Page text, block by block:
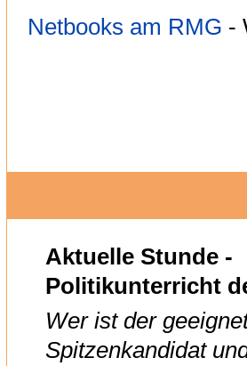
Netbooks am RMG -
Aktuelle Stunde -
Politikunterricht
Wer ist der
Spitzenkandidat